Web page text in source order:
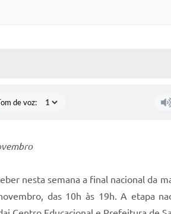
de voz:
nesta semana a final nacional da
das 10h às 19h. A etapa